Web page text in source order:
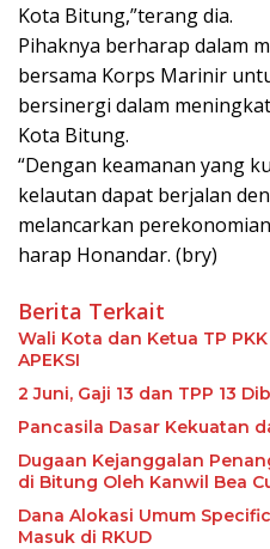
Kota Bitung,”terang dia.
Pihaknya berharap dalam
bersama Korps Marinir
bersinergi dalam
Kota Bitung.
“Dengan keamanan yang
kelautan dapat berjalan
melancarkan
harap Honandar. (bry)
Berita Terkait
Wali Kota dan Ketua TP
APEKSI
2 Juni, Gaji 13 dan TPP 13
Pancasila Dasar Kekuatan
Dugaan Kejanggalan
di Bitung Oleh Kanwil Bea
Dana Alokasi Umum
Masuk di RKUD